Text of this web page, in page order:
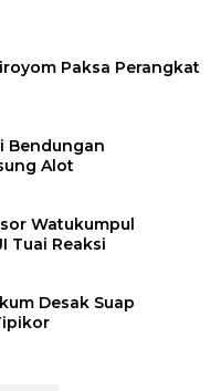
Paksa Perangkat
Bendungan
Alot
Watukumpul
Tuai Reaksi
Desak Suap